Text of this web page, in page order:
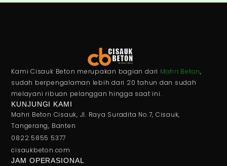
Kami Cisauk Beton merupakan bagian dari Mahri Beton,
sudah berpengalaman lebih dari 20 tahun dan sudah
melayani ribuan pelanggan hingga saat ini.
KUNJUNGI KAMI
Mahri Beton Cisauk, Jl. Raya Suradita No.7, Cisauk,
Tangerang, Banten
0822 5855 5377
cisaukbeton.com
JAM OPERASIONAL